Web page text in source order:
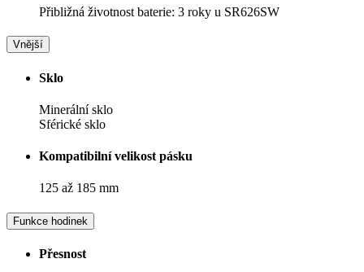
Přibližná životnost baterie: 3 roky u SR626SW
Vnější
Sklo
Minerální sklo
Sférické sklo
Kompatibilní velikost pásku
125 až 185 mm
Funkce hodinek
Přesnost